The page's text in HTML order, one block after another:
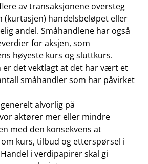
av transaksjonene oversteg
(kurtasjen) handelsbeløpet eller
andel. Småhandlene har også
for aksjen, som
høyeste kurs og sluttkurs.
er det vektlagt at det har vært et
småhandler som har påvirket
alvorlig på
aktører mer eller mindre
med den konsekvens at
kurs, tilbud og etterspørsel i
i verdipapirer skal gi